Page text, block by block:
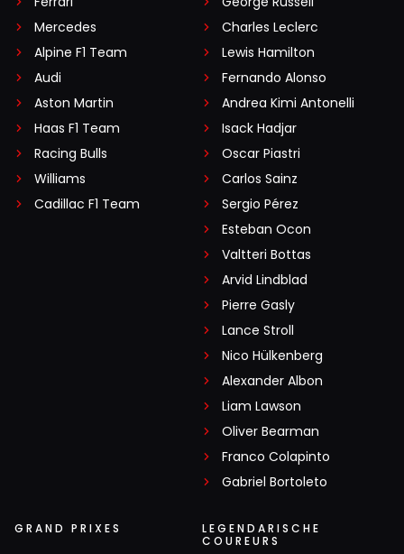
Mercedes
Alpine F1 Team
Audi
Aston Martin
Haas F1 Team
Racing Bulls
Williams
Cadillac F1 Team
Charles Leclerc
Lewis Hamilton
Fernando Alonso
Andrea Kimi Antonelli
Isack Hadjar
Oscar Piastri
Carlos Sainz
Sergio Pérez
Esteban Ocon
Valtteri Bottas
Arvid Lindblad
Pierre Gasly
Lance Stroll
Nico Hülkenberg
Alexander Albon
Liam Lawson
Oliver Bearman
Franco Colapinto
Gabriel Bortoleto
GRAND PRIXES
LEGENDARISCHE
COUREURS